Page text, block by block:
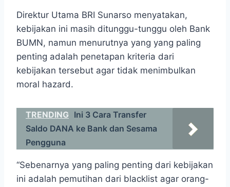
Direktur Utama BRI Sunarso menyatakan,
kebijakan ini masih ditunggu-tunggu oleh Bank
BUMN, namun menurutnya yang yang paling
penting adalah penetapan kriteria dari
kebijakan tersebut agar tidak menimbulkan
moral hazard.
TRENDING Ini 3 Cara Transfer
Saldo DANA ke Bank dan Sesama
Pengguna
“Sebenarnya yang paling penting dari kebijakan
ini adalah pemutihan dari blacklist agar orang-